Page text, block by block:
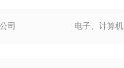
司 电子、计算机